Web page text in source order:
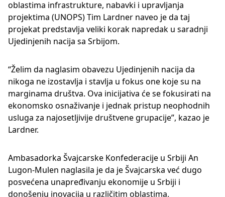
oblastima infrastrukture, nabavki i upravljanja
projektima (UNOPS) Tim Lardner naveo je da taj
projekat predstavlja veliki korak napredak u saradnji
Ujedinjenih nacija sa Srbijom.
“Želim da naglasim obavezu Ujedinjenih nacija da
nikoga ne izostavlja i stavlja u fokus one koje su na
marginama društva. Ova inicijativa će se fokusirati na
ekonomsko osnaživanje i jednak pristup neophodnih
usluga za najosetljivije društvene grupacije”, kazao je
Lardner.
Ambasadorka Švajcarske Konfederacije u Srbiji An
Lugon-Mulen naglasila je da je Švajcarska već dugo
posvećena unapređivanju ekonomije u Srbiji i
donošenju inovacija u različitim oblastima.